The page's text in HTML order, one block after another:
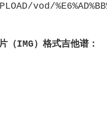
（IMG）格式吉他谱：